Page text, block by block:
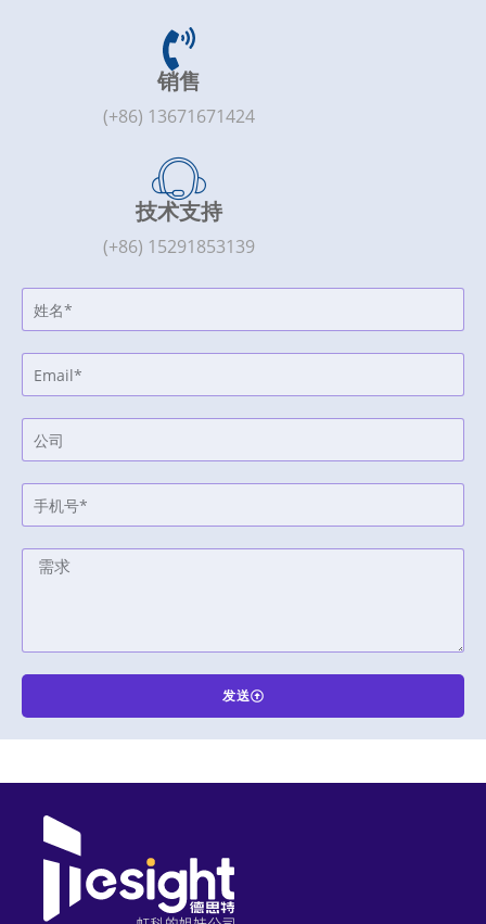
销售
(+86) 13671671424
技术支持
(+86) 15291853139
发送
A